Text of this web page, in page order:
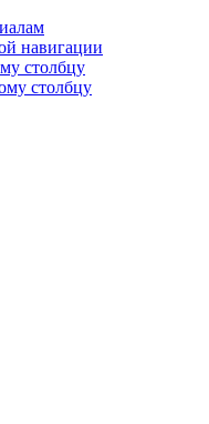
навигации
столбцу
столбцу